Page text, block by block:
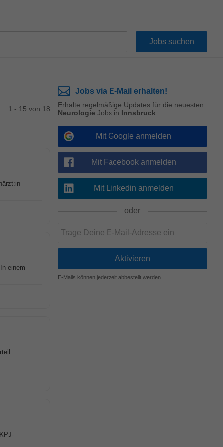
1 - 15 von 18
einem
Jobs via E-Mail erhalten!
Erhalte regelmäßige Updates für die neuesten
Neurologie Jobs in Innsbruck
Mit Google anmelden
Mit Facebook anmelden
Mit Linkedin anmelden
oder
E-Mails können jederzeit abbestellt werden.